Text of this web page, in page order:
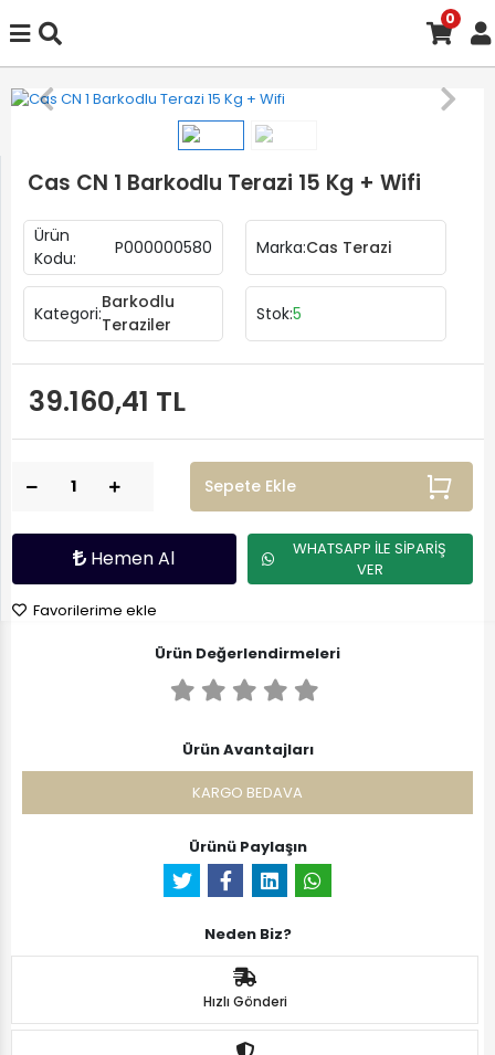
0
Cas CN 1 Barkodlu Terazi 15 Kg + Wifi
Ürün
Kodu:
P000000580 Marka:Cas Terazi
Kategori:
Barkodlu
Teraziler
Stok:5
39.160,41 TL
Sepete Ekle
Hemen Al
WHATSAPP İLE SİPARİŞ
VER
Favorilerime ekle
Ürün Değerlendirmeleri
Ürün Avantajları
KARGO BEDAVA
Ürünü Paylaşın
Neden Biz?
Hızlı Gönderi